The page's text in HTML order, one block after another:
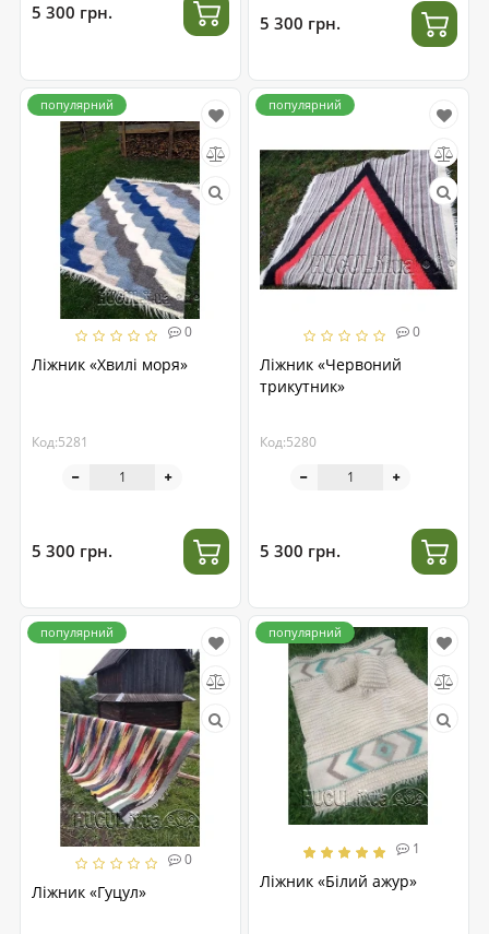
5 300 грн. 5 300 грн.
0
Ліжник «Хвилі моря»
Код:5281
популярний
5 300 грн.
0
Ліжник «Червоний
трикутник»
Код:5280
популярний
5 300 грн.
0
Ліжник «Гуцул»
популярний
1
Ліжник «Білий ажур»
популярний